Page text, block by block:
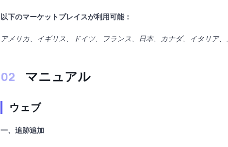
以下のマーケットプレイスが利用可能：
アメリカ、イギリス、ドイツ、フランス、日本、カナダ、イタリア
マニュアル
ウェブ
一、追跡追加